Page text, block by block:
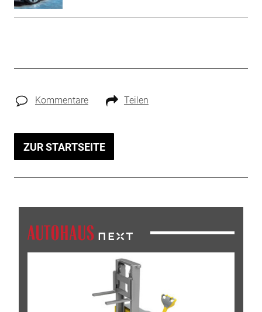
Kommentare Teilen
ZUR STARTSEITE